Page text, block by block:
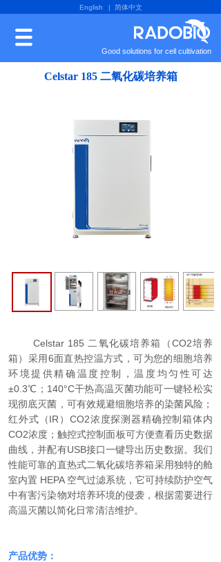
Celstar 185 二氧化碳培养箱
Celstar 185 二氧化碳培养箱（CO2培养
箱）采用6面直热控温方式，可为您的细胞培养
环境提供精确温度控制，温度均匀性可达
±0.3℃；140°C干热高温灭菌功能可一键轻松实
现彻底灭菌，可有效规避细胞培养的染菌风险；
红外式（IR）CO2浓度探测器精确控制箱体内
CO2浓度；触控式控制面板可方便查看历史数据
曲线，并配有USB接口一键导出历史数据。我们
性能可靠的直热式二氧化碳培养箱采用独特的舱
室内置 HEPA 空气过滤系统，它可持续防护空气
中有害污染物对培养环境的侵袭，根据需要进行
高温灭菌以简化日常清洁维护。
产品优势：
English | 简体中文
Good solutions for cell cultivation